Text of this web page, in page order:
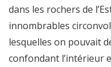
dans les rochers de
innombrables
lesquelles on pouvait
confondant l’intérieur